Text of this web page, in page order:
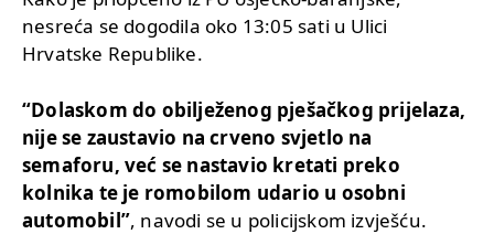
nesreća se dogodila oko 13:05 sati u Ulici
Hrvatske Republike.
“Dolaskom do obilježenog pješačkog prijelaza,
nije se zaustavio na crveno svjetlo na
semaforu, već se nastavio kretati preko
kolnika te je romobilom udario u osobni
automobil”, navodi se u policijskom izvješću.